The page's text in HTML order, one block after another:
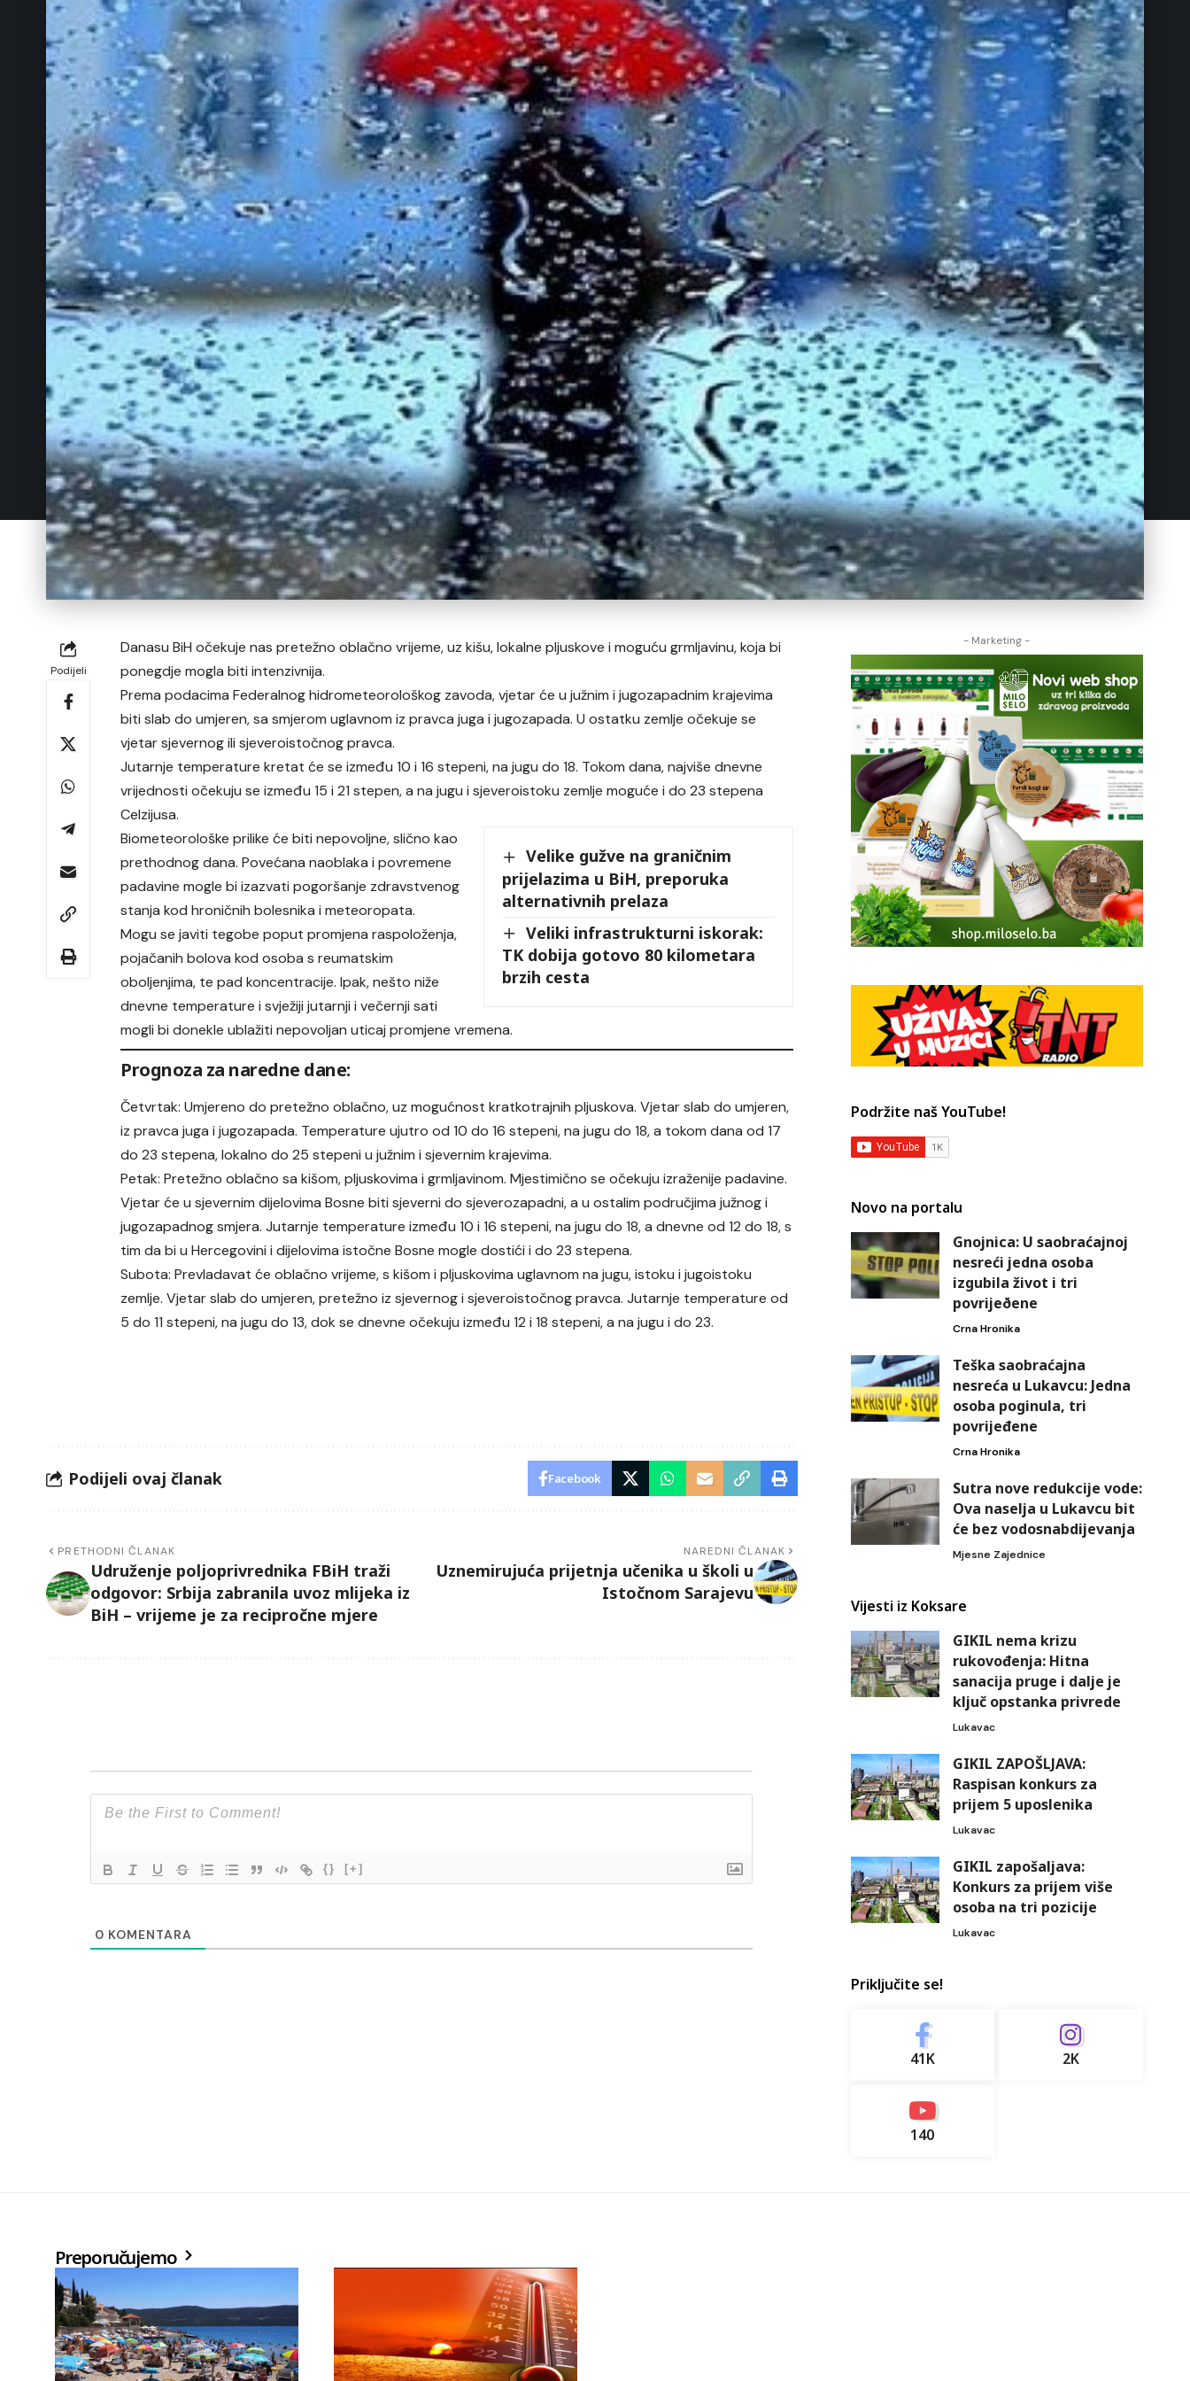
Podijeli
Danasu BiH očekuje nas pretežno oblačno vrijeme, uz kišu, lokalne pljuskove i moguću grmljavinu, koja bi
ponegdje mogla biti intenzivnija.
Prema podacima Federalnog hidrometeorološkog zavoda, vjetar će u južnim i jugozapadnim krajevima
biti slab do umjeren, sa smjerom uglavnom iz pravca juga i jugozapada. U ostatku zemlje očekuje se
vjetar sjevernog ili sjeveroistočnog pravca.
Jutarnje temperature kretat će se između 10 i 16 stepeni, na jugu do 18. Tokom dana, najviše dnevne
vrijednosti očekuju se između 15 i 21 stepen, a na jugu i sjeveroistoku zemlje moguće i do 23 stepena
Celzijusa.
Velike gužve na graničnim
prijelazima u BiH, preporuka
alternativnih prelaza
Veliki infrastrukturni iskorak:
TK dobija gotovo 80 kilometara
brzih cesta
Biometeorološke prilike će biti nepovoljne, slično kao
prethodnog dana. Povećana naoblaka i povremene
padavine mogle bi izazvati pogoršanje zdravstvenog
stanja kod hroničnih bolesnika i meteoropata.
Mogu se javiti tegobe poput promjena raspoloženja,
pojačanih bolova kod osoba s reumatskim
oboljenjima, te pad koncentracije. Ipak, nešto niže
dnevne temperature i svježiji jutarnji i večernji sati
mogli bi donekle ublažiti nepovoljan uticaj promjene vremena.
Prognoza za naredne dane:
Četvrtak: Umjereno do pretežno oblačno, uz mogućnost kratkotrajnih pljuskova. Vjetar slab do umjeren,
iz pravca juga i jugozapada. Temperature ujutro od 10 do 16 stepeni, na jugu do 18, a tokom dana od 17
do 23 stepena, lokalno do 25 stepeni u južnim i sjevernim krajevima.
Petak: Pretežno oblačno sa kišom, pljuskovima i grmljavinom. Mjestimično se očekuju izraženije padavine.
Vjetar će u sjevernim dijelovima Bosne biti sjeverni do sjeverozapadni, a u ostalim područjima južnog i
jugozapadnog smjera. Jutarnje temperature između 10 i 16 stepeni, na jugu do 18, a dnevne od 12 do 18, s
tim da bi u Hercegovini i dijelovima istočne Bosne mogle dostići i do 23 stepena.
Subota: Prevladavat će oblačno vrijeme, s kišom i pljuskovima uglavnom na jugu, istoku i jugoistoku
zemlje. Vjetar slab do umjeren, pretežno iz sjevernog i sjeveroistočnog pravca. Jutarnje temperature od
5 do 11 stepeni, na jugu do 13, dok se dnevne očekuju između 12 i 18 stepeni, a na jugu i do 23.
Podijeli ovaj članak Facebook
PRETHODNI ČLANAK
Udruženje poljoprivrednika FBiH traži
odgovor: Srbija zabranila uvoz mlijeka iz
BiH – vrijeme je za recipročne mjere
NAREDNI ČLANAK
Uznemirujuća prijetnja učenika u školi u
Istočnom Sarajevu
{} [+]
0 KOMENTARA
- Marketing -
Podržite naš YouTube!
Novo na portalu
Gnojnica: U saobraćajnoj
nesreći jedna osoba
izgubila život i tri
povrijeðene
Crna Hronika
Teška saobraćajna
nesreća u Lukavcu: Jedna
osoba poginula, tri
povrijeđene
Crna Hronika
Sutra nove redukcije vode:
Ova naselja u Lukavcu bit
će bez vodosnabdijevanja
Mjesne Zajednice
Vijesti iz Koksare
GIKIL nema krizu
rukovođenja: Hitna
sanacija pruge i dalje je
ključ opstanka privrede
Lukavac
GIKIL ZAPOŠLJAVA:
Raspisan konkurs za
prijem 5 uposlenika
Lukavac
GIKIL zapošaljava:
Konkurs za prijem više
osoba na tri pozicije
Lukavac
Priključite se!
41K 2K
140
Preporučujemo